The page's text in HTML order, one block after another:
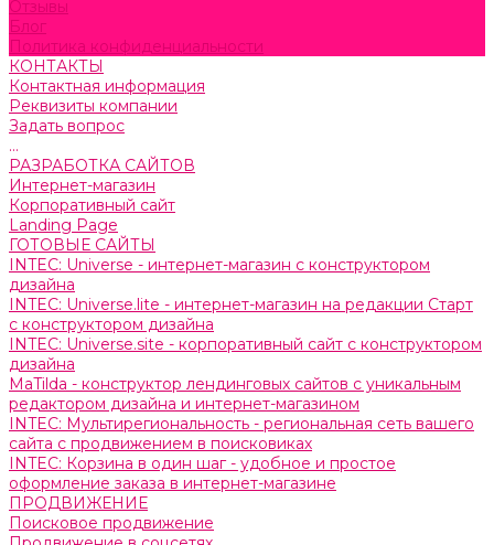
Отзывы
Блог
Политика конфиденциальности
КОНТАКТЫ
Контактная информация
Реквизиты компании
Задать вопрос
...
РАЗРАБОТКА САЙТОВ
Интернет-магазин
Корпоративный сайт
Landing Page
ГОТОВЫЕ САЙТЫ
INTEC: Universe - интернет-магазин с конструктором
дизайна
INTEC: Universe.lite - интернет-магазин на редакции Старт
с конструктором дизайна
INTEC: Universe.site - корпоративный сайт с конструктором
дизайна
MaTilda - конструктор лендинговых сайтов с уникальным
редактором дизайна и интернет-магазином
INTEC: Мультирегиональность - региональная сеть вашего
сайта с продвижением в поисковиках
INTEC: Корзина в один шаг - удобное и простое
оформление заказа в интернет-магазине
ПРОДВИЖЕНИЕ
Поисковое продвижение